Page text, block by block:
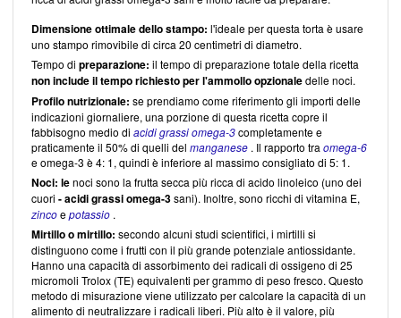
Dimensione ottimale dello stampo: l'ideale per questa torta è usare
uno stampo rimovibile di circa 20 centimetri di diametro.
Tempo di preparazione: il tempo di preparazione totale della ricetta
non include il tempo richiesto per l'ammollo opzionaledelle noci.
Profilo nutrizionale: se prendiamo come riferimento gli importi delle
indicazioni giornaliere, una porzione di questa ricetta copre il
fabbisogno medio di acidi grassi omega-3completamente e
praticamente il 50% di quelli del manganese . Il rapporto tra omega-6
e omega-3 è 4: 1, quindi è inferiore al massimo consigliato di 5: 1.
Noci: lenoci sono la frutta secca più ricca di acido linoleico (uno dei
cuori - acidi grassi omega-3sani). Inoltre, sono ricchi di vitamina E,
zincoepotassio .
Mirtillo o mirtillo: secondo alcuni studi scientifici, i mirtilli si
distinguono come i frutti con il più grande potenziale antiossidante.
Hanno una capacità di assorbimento dei radicali di ossigeno di 25
micromoli Trolox (TE) equivalenti per grammo di peso fresco. Questo
metodo di misurazione viene utilizzato per calcolare la capacità di un
alimento di neutralizzare i radicali liberi. Più alto è il valore, più